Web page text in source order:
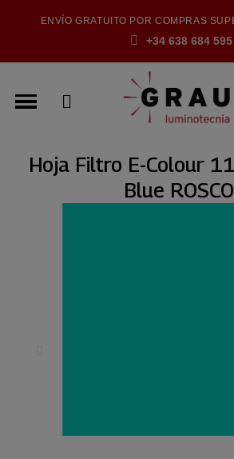
ENVÍO GRATUITO POR COMPRAS
+34 638 684 595
Hoja Filtro E-Colour
Blue ROSCO